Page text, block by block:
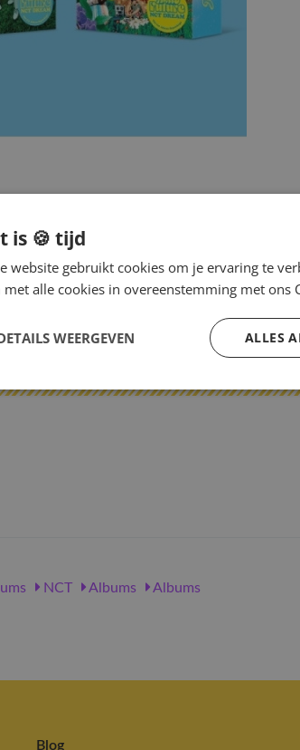
NCT Albums Albums
Blog
is 🍪 tijd
website gebruikt cookies om je ervaring te
met alle cookies in overeenstemming met ons
ALLES
WEERGEVEN